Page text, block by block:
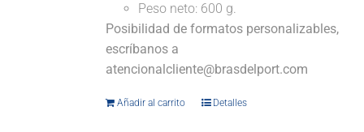
Peso neto: 600 g.
Posibilidad de formatos personalizables,
escríbanos a
atencionalcliente@brasdelport.com
Añadir al carrito Detalles